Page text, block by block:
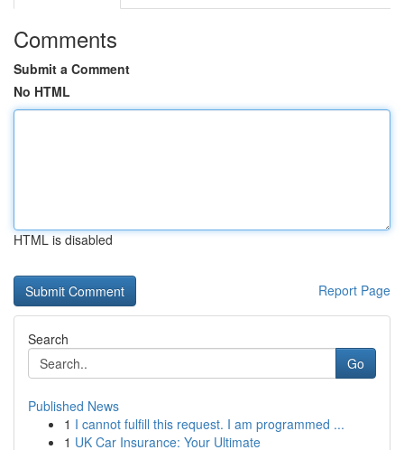
Comments
Submit a Comment
No HTML
HTML is disabled
Report Page
Search
Go
Published News
1 I cannot fulfill this request. I am programmed ...
1 UK Car Insurance: Your Ultimate